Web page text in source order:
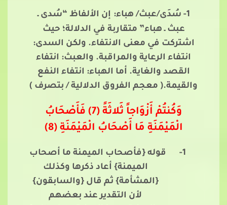
1- سُدَى/عبث/ هباء:
إن الألفاظ “سُدى ـ
عبث ـ هباء” متقاربة في الدلالة؛ حيث
اشتركت في معنى الانتفاء. ولكن السدى:
انتفاء الرعاية والمراقبة. والعبث: انتفاء
القصد والغاية. أما الهباء: انتفاء النفع
والقيمة.( معجم الفروق الدلالية / بتصرف )
وَكُنتُمْ أَزْوَاجاً ثَلاثَةً (7) فَأَصْحَابُ
الْمَيْمَنَةِ مَا أَصْحَابُ الْمَيْمَنَةِ (8)
1-
قوله {فأصحاب الميمنة ما أصحاب
الميمنة} أعاد ذكرها وكذلك
{المشأمة} ثم قال {والسابقون}
لأن التقدير عند بعضهم